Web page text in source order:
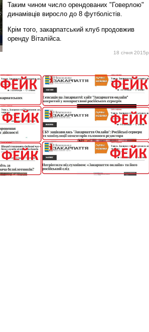
Таким чином число орендованих "Говерлою"
динамівців виросло до 8 футболістів.
Крім того, закарпатський клуб продовжив
оренду Віталійса.
18 січня 2015р.